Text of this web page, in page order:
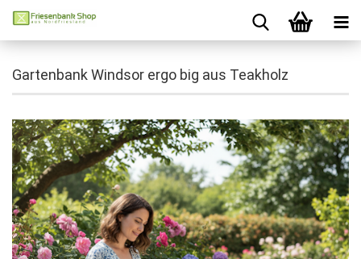
Gartenbank Windsor ergo big aus Teakholz